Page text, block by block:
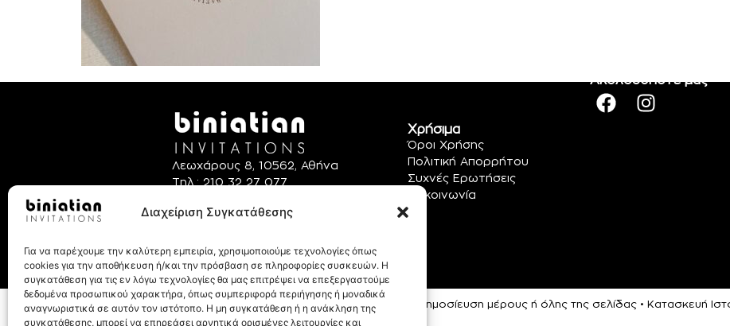
Διαχείριση Συγκατάθεσης
Για να παρέχουμε την καλύτερη εμπειρία, χρησιμοποιούμε τεχνολογίες όπως
cookies για την αποθήκευση ή/και την πρόσβαση σε πληροφορίες συσκευών. Η
συγκατάθεση για τις εν λόγω τεχνολογίες θα μας επιτρέψει να επεξεργαστούμε
δεδομένα προσωπικού χαρακτήρα, όπως συμπεριφορά περιήγησης ή μοναδικά
αναγνωριστικά σε αυτόν τον ιστότοπο. Η μη συγκατάθεση ή η ανάκληση της
συγκατάθεσης, μπορεί να επηρεάσει αρνητικά ορισμένες λειτουργίες και
Λεωχάρους 8, 10562, Αθήνα
Τηλ.: 210 32 27 077
Χρήσιμα
Όροι Χρήσης
Πολιτική Απορρήτου
Συχνές Ερωτήσεις
Επικοινωνία
Ακολουθήστε μας
© Biniatian.gr – Απαγορεύεται η αναδημοσίευση μέρους ή όλης της σελίδας • Κατασκευή